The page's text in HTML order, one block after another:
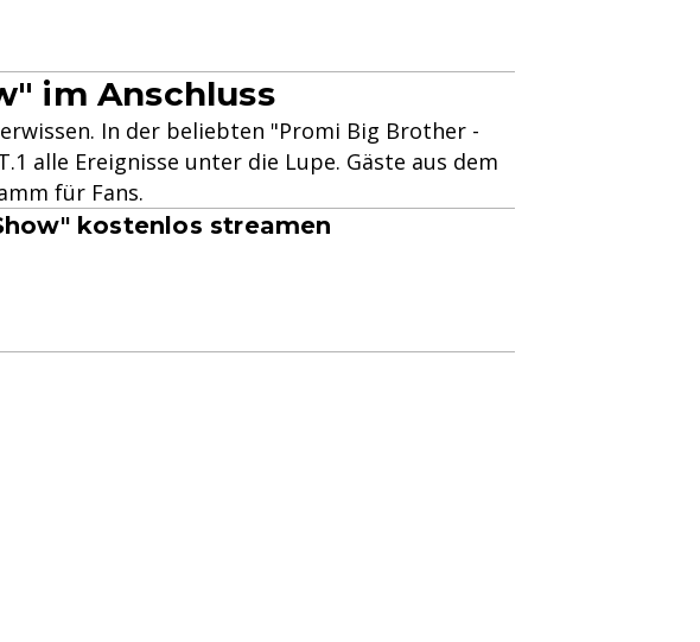
im Anschluss
In der beliebten "Promi Big Brother -
alle Ereignisse unter die Lupe. Gäste aus dem
für Fans.
kostenlos streamen